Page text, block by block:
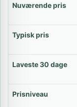
Nuværende pris
Typisk pris
Laveste 30 dage
Prisniveau